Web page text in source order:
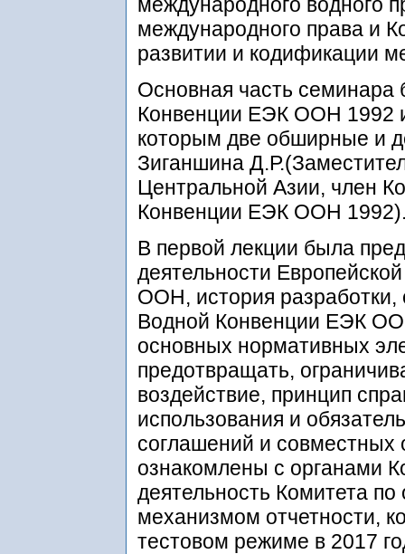
международного права и
развитии и кодификации
Основная часть
Конвенции ЕЭК ООН 1992
которым две обширные и
Зиганшина
Центральной Азии, член
Конвенции ЕЭК ООН
В первой лекции была
деятельности
ООН, история разработки,
Водной Конвенции ЕЭК
основных нормативных
предотвращать,
воздействие, принцип
использования и
соглашений и
ознакомлены с органами
деятельность Комитета
механизмом отчетности,
тестовом режиме в 2017